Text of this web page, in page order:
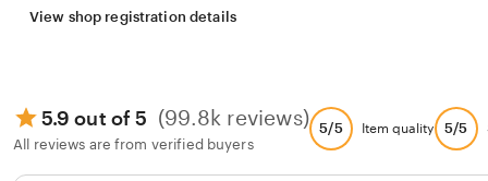
View shop registration details
5.9 out of 5 (99.8k reviews)
All reviews are from verified buyers
5/5 Item quality 5/5